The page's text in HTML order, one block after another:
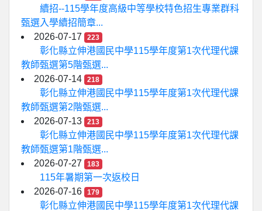
續招--115學年度高級中等學校特色招生專業群科
甄選入學續招簡章...
2026-07-17
223
彰化縣立伸港國民中學115學年度第1次代理代課
教師甄選第5階甄選...
2026-07-14
218
彰化縣立伸港國民中學115學年度第1次代理代課
教師甄選第2階甄選...
2026-07-13
213
彰化縣立伸港國民中學115學年度第1次代理代課
教師甄選第1階甄選...
2026-07-27
183
115年暑期第一次返校日
2026-07-16
179
彰化縣立伸港國民中學115學年度第1次代理代課